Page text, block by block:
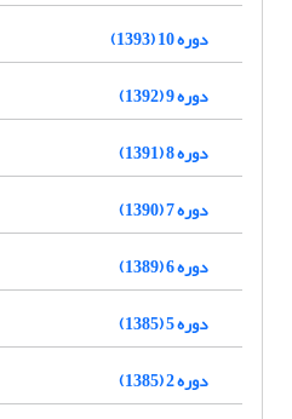
دوره 10 (1393)
دوره 9 (1392)
دوره 8 (1391)
دوره 7 (1390)
دوره 6 (1389)
دوره 5 (1385)
دوره 2 (1385)